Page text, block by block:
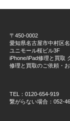
〒450-0002
愛知県名古屋市中村区
ユニモール桜ビル3F
iPhone/iPad修理と買取
修理と買取のご依頼・
TEL：0120-654-919
繋がらない場合：052-